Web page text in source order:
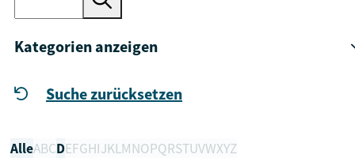
Kategorien anzeigen
Suche zurücksetzen
AlleABCDEFGHIJKLMNOPQRSTUVWXYZ